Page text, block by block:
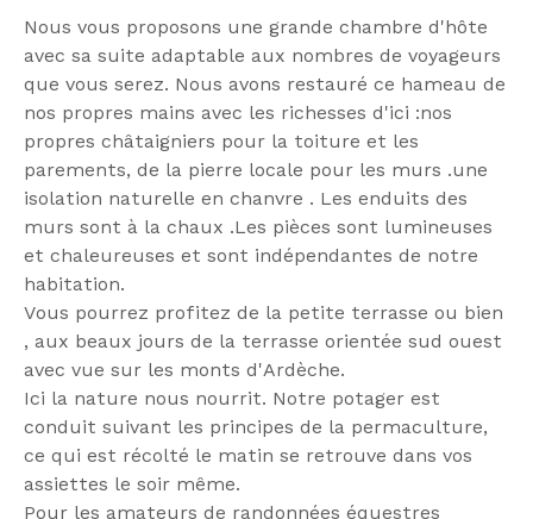
Nous vous proposons une grande chambre d'hôte
avec sa suite adaptable aux nombres de voyageurs
que vous serez. Nous avons restauré ce hameau de
nos propres mains avec les richesses d'ici :nos
propres châtaigniers pour la toiture et les
parements, de la pierre locale pour les murs .une
isolation naturelle en chanvre . Les enduits des
murs sont à la chaux .Les pièces sont lumineuses
et chaleureuses et sont indépendantes de notre
habitation.
Vous pourrez profitez de la petite terrasse ou bien
, aux beaux jours de la terrasse orientée sud ouest
avec vue sur les monts d'Ardèche.
Ici la nature nous nourrit. Notre potager est
conduit suivant les principes de la permaculture,
ce qui est récolté le matin se retrouve dans vos
assiettes le soir même.
Pour les amateurs de randonnées équestres